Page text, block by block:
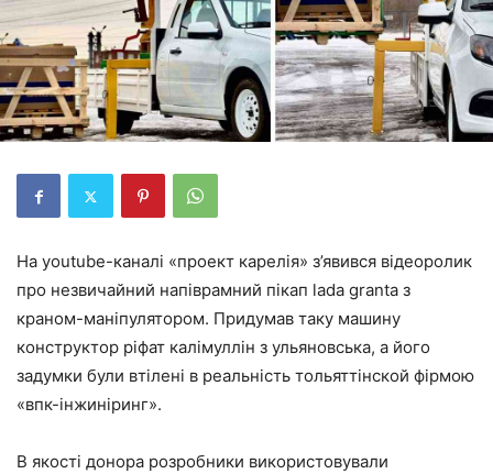
На youtube-каналі «проект карелія» з’явився відеоролик
про незвичайний напіврамний пікап lada granta з
краном-маніпулятором. Придумав таку машину
конструктор ріфат калімуллін з ульяновська, а його
задумки були втілені в реальність тольяттінской фірмою
«впк-інжиніринг».
В якості донора розробники використовували